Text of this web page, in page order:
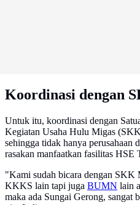
Koordinasi dengan
Untuk itu, koordinasi dengan
Kegiatan Usaha Hulu Migas
sehingga tidak hanya perusahaan
rasakan manfaatkan fasilitas HSE
"Kami sudah bicara dengan SKK
KKKS lain tapi juga BUMN lain
maka ada Sungai Gerong,